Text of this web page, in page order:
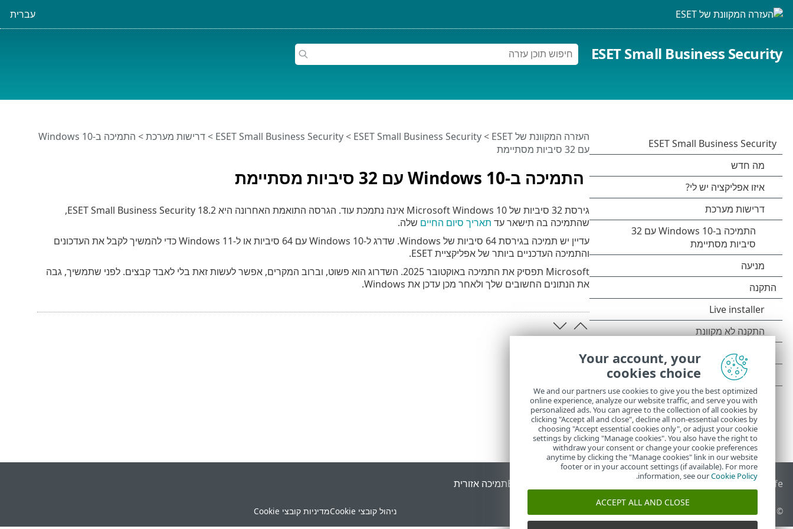
עברית
ESET Small Business Security
התמיכה ב-Windows 10 עם 32 סיביות מסתיימת
העזרה המקוונת של ESET >
ESET Small Business Security
>
ESET Small Business Security
>דרישות מערכת
> התמיכה ב-Windows 10
עם 32 סיביות מסתיימת
גירסת 32 סיביות של Microsoft Windows 10 אינה נתמכת עוד. הגרסה התואמת האחרונה היא ESET Small Business Security 18.2,
שהתמיכה בה תישאר עד תאריך סיום החיים שלה.
עדיין יש תמיכה בגירסת 64 סיביות של Windows. שדרג ל-Windows 10 עם 64 סיביות או ל-Windows 11 כדי להמשיך לקבל את העדכונים
והתמיכה העדכניים ביותר של אפליקציית ESET.
Microsoft תפסיק את התמיכה באוקטובר 2025. השדרוג הוא פשוט, וברוב המקרים, אפשר לעשות זאת בלי לאבד קבצים. לפני שתמשיך, גבה
את הנתונים החשובים שלך ולאחר מכן עדכן את Windows.
End of Life מאגר הידע של ESET ESET Status Portalתמיכה אזורית
© 1992 - 2026 ESET, spol. s r.o.‎ - כל הזכויות שמורות. ניהול קובצי Cookie מדיניות קובצי Cookie
Your account, your
cookies choice
We and our partners use cookies to give you the best optimized
online experience, analyze our website traffic, and serve you with
personalized ads. You can agree to the collection of all cookies by
clicking "Accept all and close", decline all non-essential cookies by
choosing "Accept essential cookies only", or adjust your cookie
settings by clicking "Manage cookies". You also have the right to
withdraw your consent or change your cookie preferences
anytime by clicking the "Manage cookies" link in our website
footer or in your account settings (if available). For more
information, see ourCookie Policy
.
ACCEPT ALL AND CLOSE